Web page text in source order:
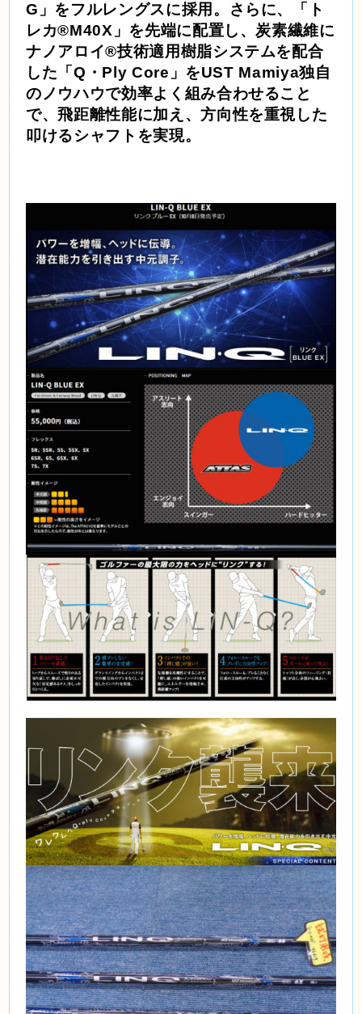
G」をフルレングスに採用。さらに、「ト
レカ®M40X」を先端に配置し、炭素繊維に
ナノアロイ®技術適用樹脂システムを配合
した「Q・Ply Core」をUST Mamiya独自
のノウハウで効率よく組み合わせること
で、飛距離性能に加え、方向性を重視した
叩けるシャフトを実現。